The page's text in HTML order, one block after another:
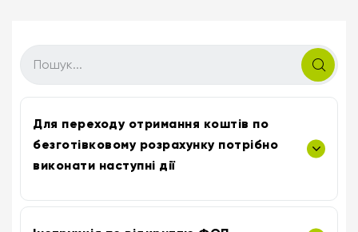
Для переходу отримання коштів по
безготівковому розрахунку потрібно
виконати наступні дії